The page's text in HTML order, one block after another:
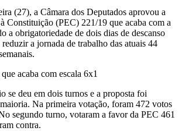
(27), a Câmara dos Deputados aprovou a
Constituição (PEC) 221/19 que acaba com a
a obrigatoriedade de dois dias de descanso
a jornada de trabalho das atuais 44
acaba com escala 6x1
se deu em dois turnos e a proposta foi
Na primeira votação, foram 472 votos
segundo turno, votaram a favor da PEC 461
contra.